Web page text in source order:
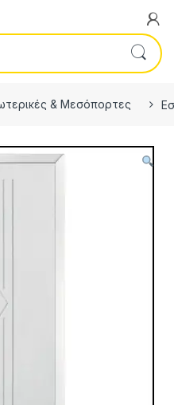
& Μεσόπορτες